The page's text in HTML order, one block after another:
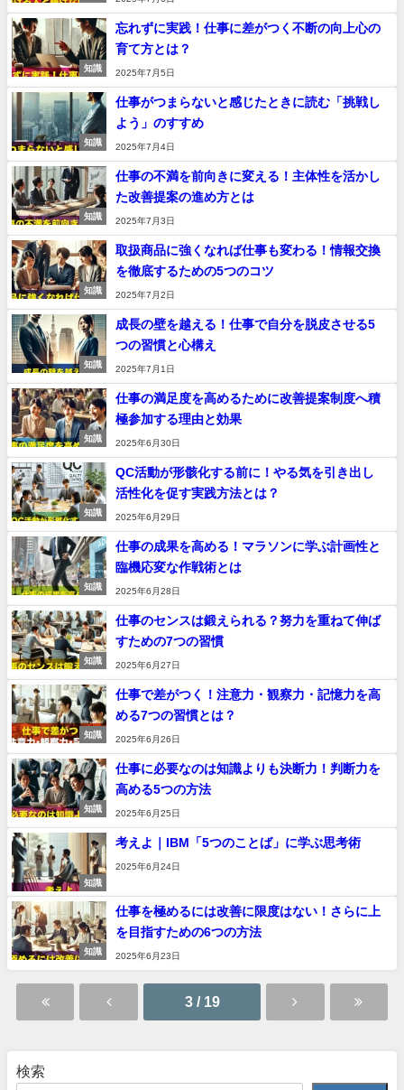
知識
忘れずに実践！仕事に差がつく不断の向上心の
育て方とは？
2025年7月5日
知識
仕事がつまらないと感じたときに読む「挑戦し
よう」のすすめ
2025年7月4日
知識
仕事の不満を前向きに変える！主体性を活かし
た改善提案の進め方とは
2025年7月3日
知識
取扱商品に強くなれば仕事も変わる！情報交換
を徹底するための5つのコツ
2025年7月2日
知識
成長の壁を越える！仕事で自分を脱皮させる5
つの習慣と心構え
2025年7月1日
知識
仕事の満足度を高めるために改善提案制度へ積
極参加する理由と効果
2025年6月30日
知識
QC活動が形骸化する前に！やる気を引き出し
活性化を促す実践方法とは？
2025年6月29日
知識
仕事の成果を高める！マラソンに学ぶ計画性と
臨機応変な作戦術とは
2025年6月28日
知識
仕事のセンスは鍛えられる？努力を重ねて伸ば
すための7つの習慣
2025年6月27日
知識
仕事で差がつく！注意力・観察力・記憶力を高
める7つの習慣とは？
2025年6月26日
知識
仕事に必要なのは知識よりも決断力！判断力を
高める5つの方法
2025年6月25日
知識
考えよ｜IBM「5つのことば」に学ぶ思考術
2025年6月24日
知識
仕事を極めるには改善に限度はない！さらに上
を目指すための6つの方法
2025年6月23日
3 / 19
検索